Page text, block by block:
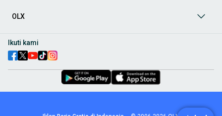
aksesoris interior seperti sarung jok dan karpet, hingga
audio terbaik bersama
berbagai pilihan
hingga instalasi audio profesional. Cocok untuk Anda yang
ingin meningkatkan kualitas suara dalam kabinmobil,
menjadikan setiap perjalanan lebih menyenangkan.
Spare Part Mobil: Jaga performamobilAnda denganspare
berbagai komponen penting mulai dari filter oli, kampas rem,
OLX
Ikuti kami